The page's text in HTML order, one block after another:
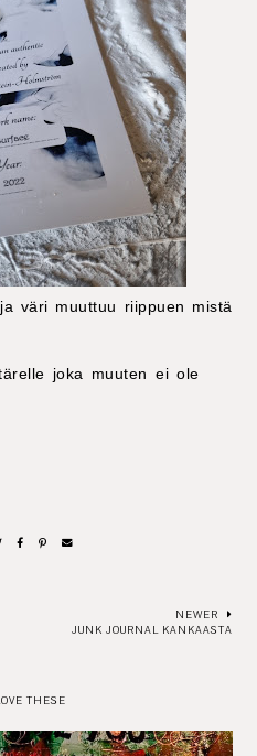
väri muuttuu riippuen mistä
joka muuten ei ole
NEWER
JUNK JOURNAL KANKAASTA
THESE